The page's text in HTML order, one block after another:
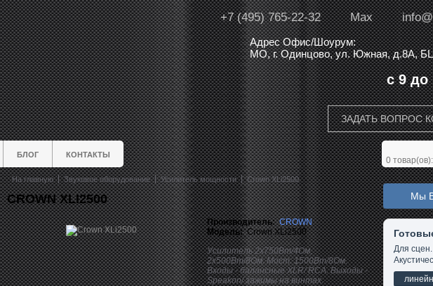
Max
+7 (495) 765-22-32
Адрес Офис/Шоурум:
МО, г. Одинцово, ул. Южная, д.8А,
с 9 до
ЗАДАТЬ ВОПРОС
БЛОГ КОНТАКТЫ
0
На главную Звуковое оборудование Усилитель мощности Crown XLi2500
CROWN XLI2500
Производитель: CROWN
Модель:Crown XLi2500
Усилитель 2x750Вт/4Ом,
2x500Вт/8Ом. Мост: 1500Вт/8Ом.
Входы - балансные XLR/ RCA. Выходы -
Speakon/ зажимы на винтах.
Мы
Для